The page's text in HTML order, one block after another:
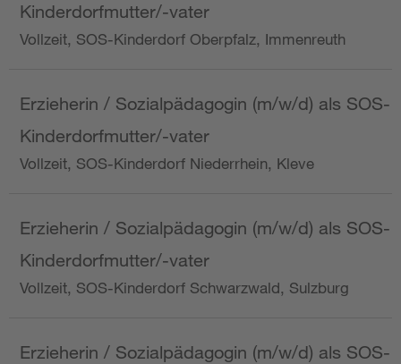
Kinderdorfmutter/-vater
Vollzeit, SOS-Kinderdorf Oberpfalz, Immenreuth
Erzieherin / Sozialpädagogin (m/w/d) als SOS-
Kinderdorfmutter/-vater
Vollzeit, SOS-Kinderdorf Niederrhein, Kleve
Erzieherin / Sozialpädagogin (m/w/d) als SOS-
Kinderdorfmutter/-vater
Vollzeit, SOS-Kinderdorf Schwarzwald, Sulzburg
Erzieherin / Sozialpädagogin (m/w/d) als SOS-